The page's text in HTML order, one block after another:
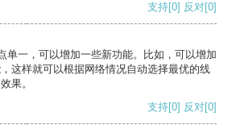
支持[0] 反对[0]
单一，可以增加一些新功能。比如，可以增加
这样就可以根据网络情况自动选择最优的线
果。
支持[0] 反对[0]